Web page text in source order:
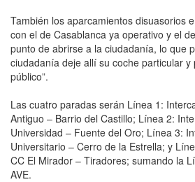
También los aparcamientos disuasorios
con el de Casablanca ya operativo y el
punto de abrirse a la ciudadanía, lo que
ciudadanía deje allí su coche particular
público”.
Las cuatro paradas serán Línea 1:
Antiguo – Barrio del Castillo; Línea 2:
Universidad – Fuente del Oro; Línea 3:
Universitario – Cerro de la Estrella; y
CC El Mirador – Tiradores; sumando la
AVE.